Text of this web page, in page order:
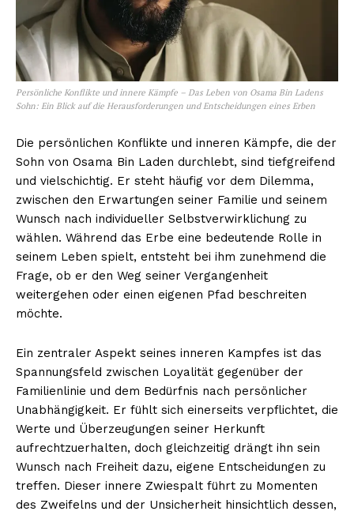
NEWSLETTER ABONNIEREN
Inhalte
Persönliche Konflikte und innere Kämpfe – Das Leben von Osama Bin Ladens
Sohn: Ein Blick auf die Herausforderungen und Entscheidungen eines Erben
Die persönlichen Konflikte und inneren Kämpfe, die der
Sohn von Osama Bin Laden durchlebt, sind tiefgreifend
und vielschichtig. Er steht häufig vor dem Dilemma,
zwischen den Erwartungen seiner Familie und seinem
Wunsch nach individueller Selbstverwirklichung zu
wählen. Während das Erbe eine bedeutende Rolle in
seinem Leben spielt, entsteht bei ihm zunehmend die
Frage, ob er den Weg seiner Vergangenheit
weitergehen oder einen eigenen Pfad beschreiten
möchte.
Ein zentraler Aspekt seines inneren Kampfes ist das
Spannungsfeld zwischen Loyalität gegenüber der
Familienlinie und dem Bedürfnis nach persönlicher
Unabhängigkeit. Er fühlt sich einerseits verpflichtet, die
Werte und Überzeugungen seiner Herkunft
aufrechtzuerhalten, doch gleichzeitig drängt ihn sein
Wunsch nach Freiheit dazu, eigene Entscheidungen zu
treffen. Dieser innere Zwiespalt führt zu Momenten
des Zweifelns und der Unsicherheit hinsichtlich dessen,